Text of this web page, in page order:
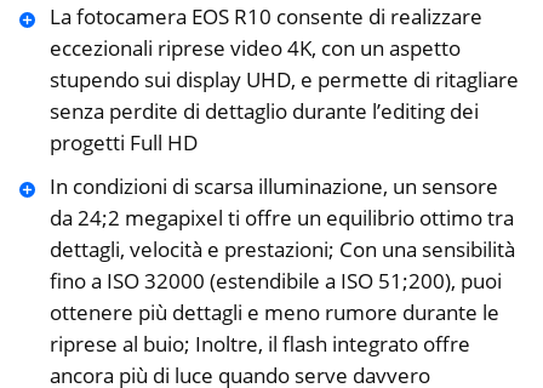
La fotocamera EOS R10 consente di realizzare
eccezionali riprese video 4K, con un aspetto
stupendo sui display UHD, e permette di ritagliare
senza perdite di dettaglio durante l’editing dei
progetti Full HD
In condizioni di scarsa illuminazione, un sensore
da 24;2 megapixel ti offre un equilibrio ottimo tra
dettagli, velocità e prestazioni; Con una sensibilità
fino a ISO 32000 (estendibile a ISO 51;200), puoi
ottenere più dettagli e meno rumore durante le
riprese al buio; Inoltre, il flash integrato offre
ancora più di luce quando serve davvero